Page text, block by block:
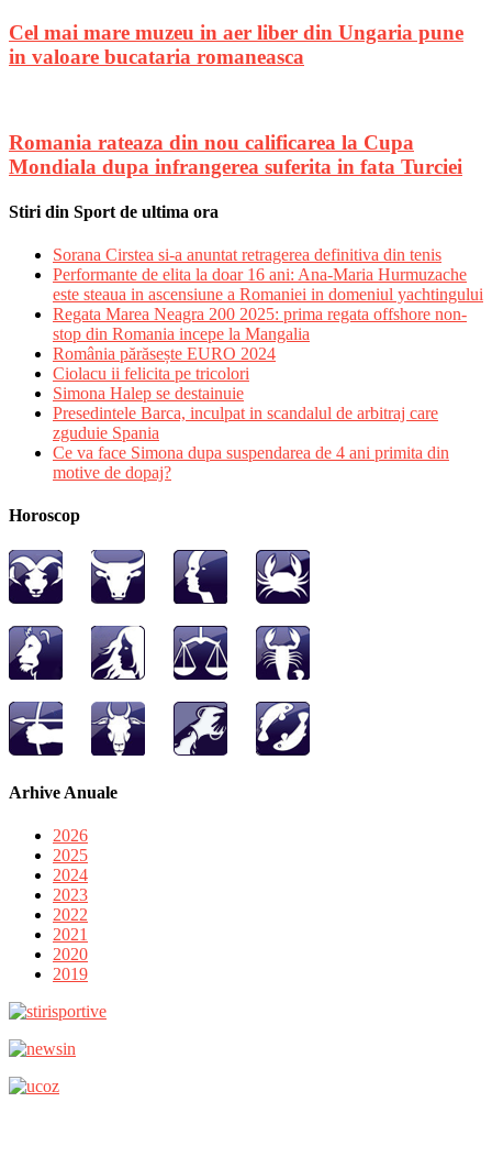
Cel mai mare muzeu in aer liber din Ungaria pune
in valoare bucataria romaneasca
Romania rateaza din nou calificarea la Cupa
Mondiala dupa infrangerea suferita in fata Turciei
Stiri din Sport de ultima ora
Sorana Cirstea si-a anuntat retragerea definitiva din tenis
Performante de elita la doar 16 ani: Ana-Maria Hurmuzache
este steaua in ascensiune a Romaniei in domeniul yachtingului
Regata Marea Neagra 200 2025: prima regata offshore non-
stop din Romania incepe la Mangalia
România părăsește EURO 2024
Ciolacu ii felicita pe tricolori
Simona Halep se destainuie
Presedintele Barca, inculpat in scandalul de arbitraj care
zguduie Spania
Ce va face Simona dupa suspendarea de 4 ani primita din
motive de dopaj?
Horoscop
Arhive Anuale
2026
2025
2024
2023
2022
2021
2020
2019